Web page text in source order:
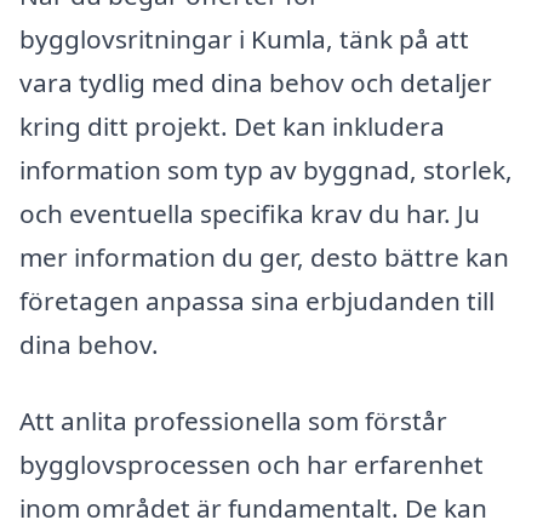
bygglovsritningar i Kumla, tänk på att
vara tydlig med dina behov och detaljer
kring ditt projekt. Det kan inkludera
information som typ av byggnad, storlek,
och eventuella specifika krav du har. Ju
mer information du ger, desto bättre kan
företagen anpassa sina erbjudanden till
dina behov.
Att anlita professionella som förstår
bygglovsprocessen och har erfarenhet
inom området är fundamentalt. De kan